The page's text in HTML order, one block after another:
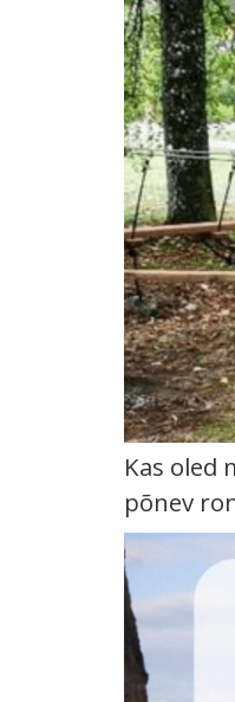
Kas oled
põnev